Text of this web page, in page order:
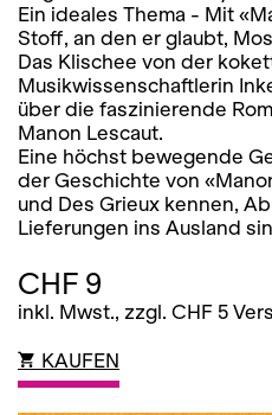
Ein ideales Thema - Mit
Stoff, an den er glaubt,
Das Klischee von der
Musikwissenschaftlerin
über die faszinierende
Manon Lescaut.
Eine höchst bewegende
der Geschichte von
und Des Grieux kennen,
Lieferungen ins Ausland
CHF 9
inkl. Mwst., zzgl. CHF 5
KAUFEN